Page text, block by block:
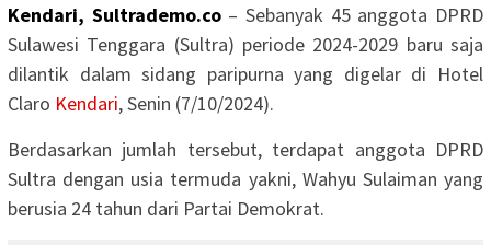
Kendari, Sultrademo.co– Sebanyak 45 anggota DPRD
Sulawesi Tenggara (Sultra) periode 2024-2029 baru saja
dilantik dalam sidang paripurna yang digelar di Hotel
Claro Kendari, Senin (7/10/2024).
Berdasarkan jumlah tersebut, terdapat anggota DPRD
Sultra dengan usia termuda yakni, Wahyu Sulaiman yang
berusia 24 tahun dari Partai Demokrat.